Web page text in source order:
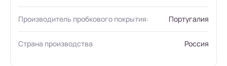
Производитель пробкового покрытия: Португалия
Страна производства Россия